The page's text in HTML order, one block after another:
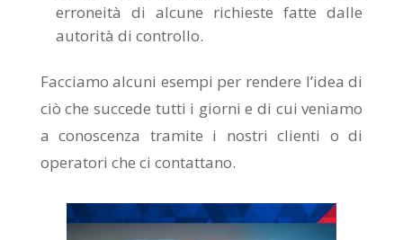
erroneità di alcune richieste fatte dalle
autorità di controllo.
Facciamo alcuni esempi per rendere l’idea di
ciò che succede tutti i giorni e di cui veniamo
a conoscenza tramite i nostri clienti o di
operatori che ci contattano.